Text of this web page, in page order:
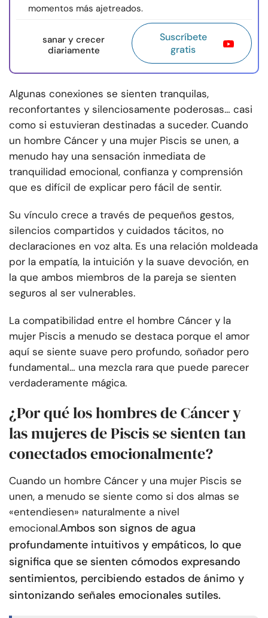
momentos más ajetreados.
sanar y crecer
diariamente
Suscríbete
gratis
Algunas conexiones se sienten tranquilas,
reconfortantes y silenciosamente poderosas… casi
como si estuvieran destinadas a suceder. Cuando
un hombre Cáncer y una mujer Piscis se unen, a
menudo hay una sensación inmediata de
tranquilidad emocional, confianza y comprensión
que es difícil de explicar pero fácil de sentir.
Su vínculo crece a través de pequeños gestos,
silencios compartidos y cuidados tácitos, no
declaraciones en voz alta. Es una relación moldeada
por la empatía, la intuición y la suave devoción, en
la que ambos miembros de la pareja se sienten
seguros al ser vulnerables.
La compatibilidad entre el hombre Cáncer y la
mujer Piscis a menudo se destaca porque el amor
aquí se siente suave pero profundo, soñador pero
fundamental… una mezcla rara que puede parecer
verdaderamente mágica.
¿Por qué los hombres de Cáncer y
las mujeres de Piscis se sienten tan
conectados emocionalmente?
Cuando un hombre Cáncer y una mujer Piscis se
unen, a menudo se siente como si dos almas se
«entendiesen» naturalmente a nivel
emocional.Ambos son signos de agua
profundamente intuitivos y empáticos, lo que
significa que se sienten cómodos expresando
sentimientos, percibiendo estados de ánimo y
sintonizando señales emocionales sutiles.